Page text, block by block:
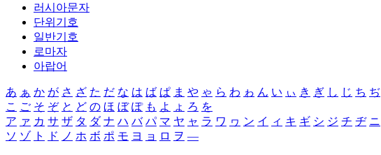
러시아문자
단위기호
일반기호
로마자
아랍어
あ ぁ か が さ ざ た だ な は ば ぱ ま や ゃ ら わ ゎ ん い ぃ き ぎ し じ ち ぢ
こ ご そ ぞ と ど の ほ ぼ ぽ も よ ょ ろ を
ア ァ カ サ ザ タ ダ ナ ハ バ パ マ ヤ ャ ラ ワ ヮ ン イ ィ キ ギ シ ジ チ ヂ ニ
ソ ゾ ト ド ノ ホ ボ ポ モ ヨ ョ ロ ヲ ―